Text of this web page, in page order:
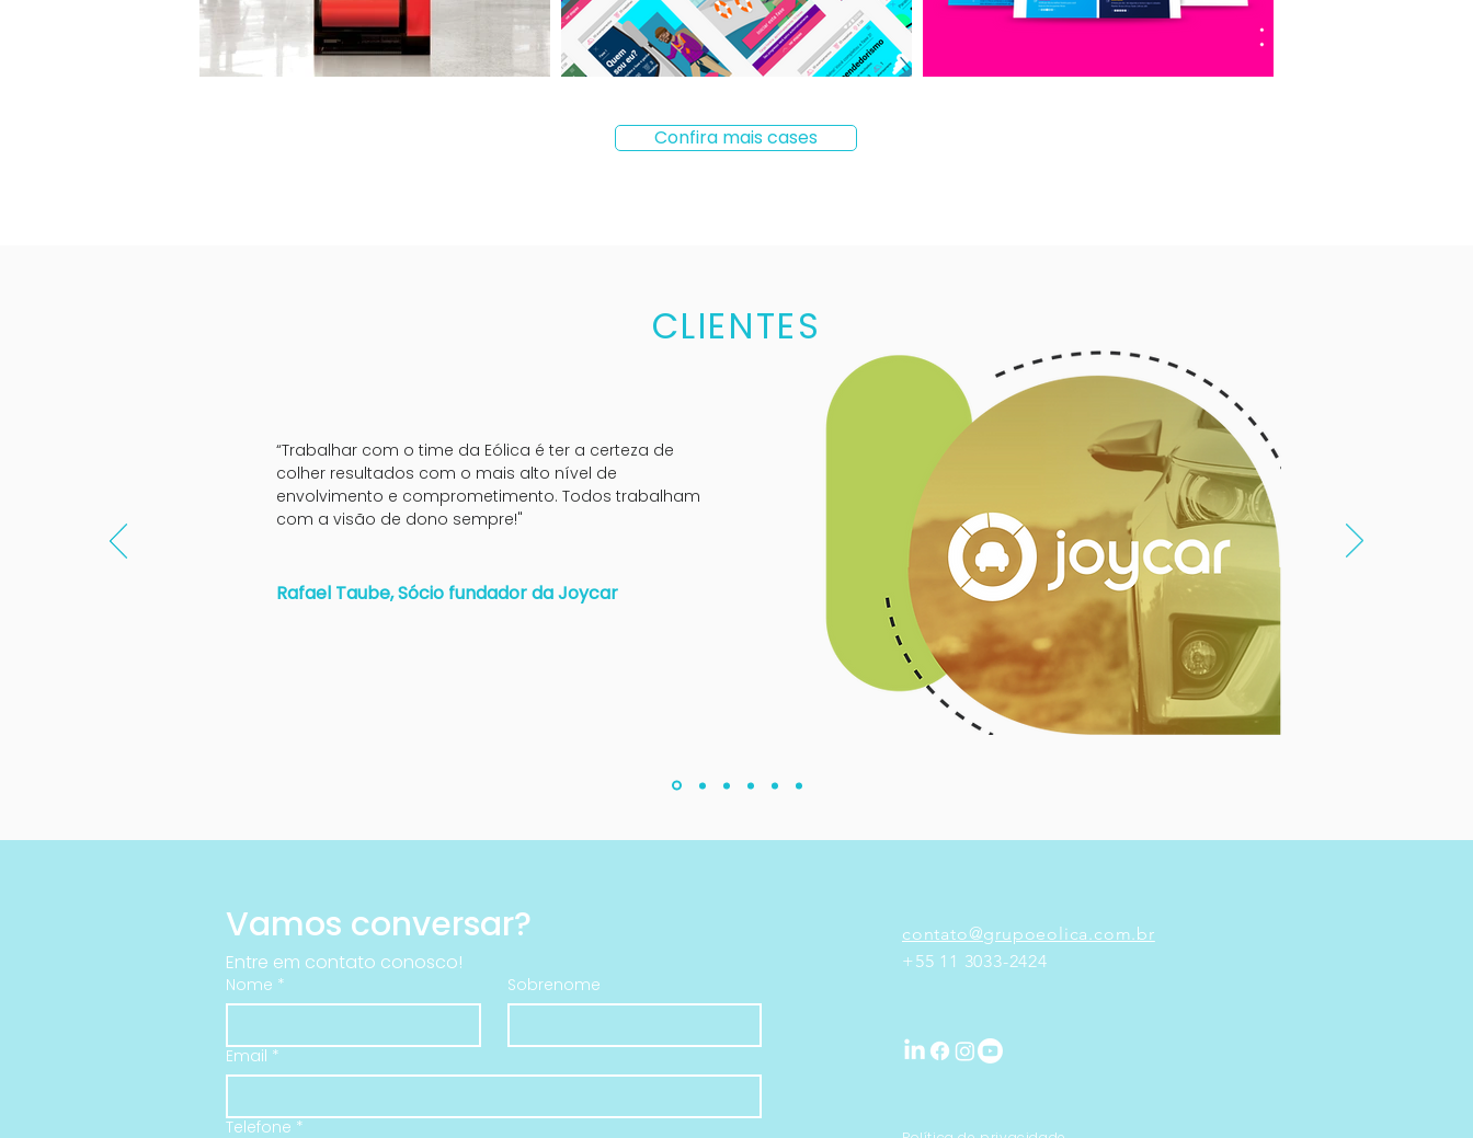
Confira mais cases
CLIENTES
“Trabalhar com o time da Eólica é ter a certeza de
colher resultados com o mais alto nível de
envolvimento e comprometimento. Todos trabalham
com a visão de dono sempre!"
Rafael Taube, Sócio fundador da Joycar
Entre em contato conosco!
Nome * Sobrenome
Email *
Telefone *
contato@grupoeolica.com.br
+55 11 3033-2424